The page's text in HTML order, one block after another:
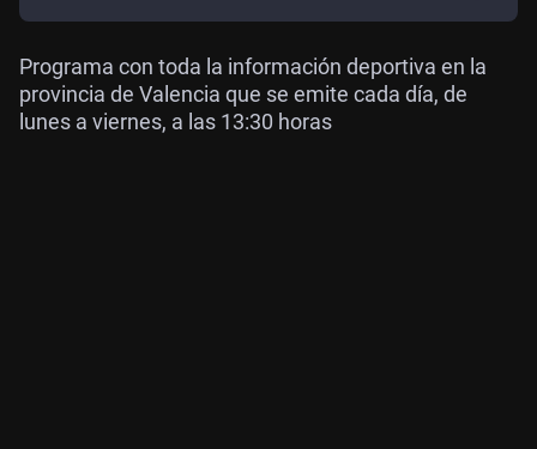
Programa con toda la información deportiva en la
provincia de Valencia que se emite cada día, de
lunes a viernes, a las 13:30 horas